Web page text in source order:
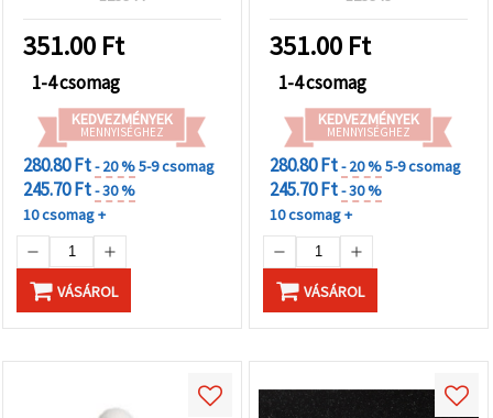
ékszerkészítéshez
351.00 Ft
1-4 csomag
KEDVEZMÉNYEK
MENNYISÉGHEZ
280.80 Ft- 20 %5-9 csomag
245.70 Ft- 30 %
10 csomag +
VÁSÁROL
351.00 Ft
1-4 csomag
KEDVEZMÉNYEK
MENNYISÉGHEZ
280.80 Ft- 20 %5-9 csomag
245.70 Ft- 30 %
10 csomag +
VÁSÁROL